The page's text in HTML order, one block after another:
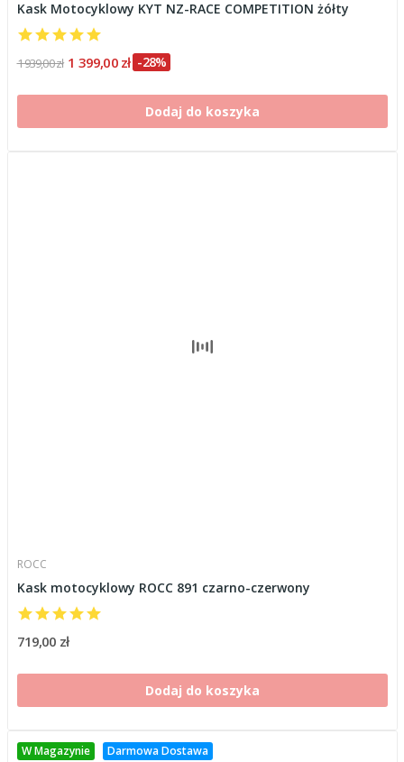
Kask Motocyklowy KYT NZ-RACE COMPETITION żółty
1 939,00 zł 1 399,00 zł -28%
Dodaj do koszyka
ROCC
Kask motocyklowy ROCC 891 czarno-czerwony
719,00 zł
Dodaj do koszyka
W Magazynie Darmowa Dostawa